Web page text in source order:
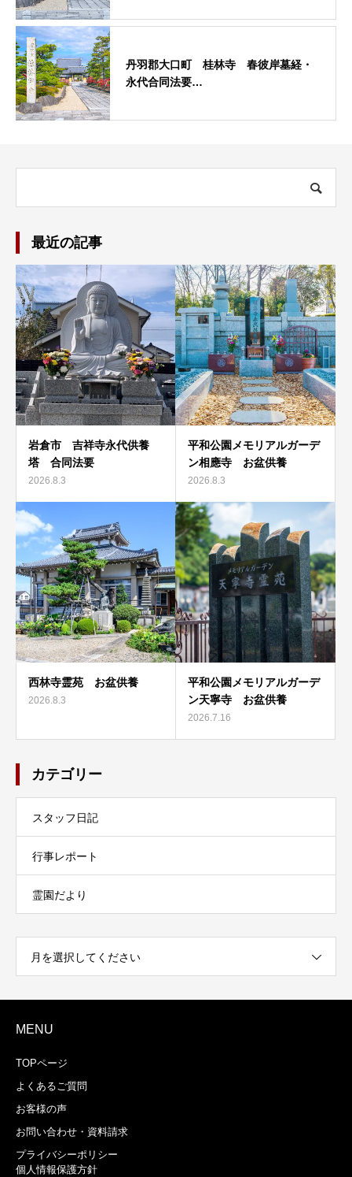
丹羽郡大口町 桂林寺 春彼岸墓経・
永代合同法要…
最近の記事
岩倉市 吉祥寺永代供養
塔 合同法要
2026.8.3
平和公園メモリアルガーデ
ン相應寺 お盆供養
2026.8.3
西林寺霊苑 お盆供養
2026.8.3
平和公園メモリアルガーデ
ン天寧寺 お盆供養
2026.7.16
カテゴリー
スタッフ日記
行事レポート
霊園だより
月を選択してください
MENU
TOPページ
よくあるご質問
お客様の声
お問い合わせ・資料請求
プライバシーポリシー
個人情報保護方針